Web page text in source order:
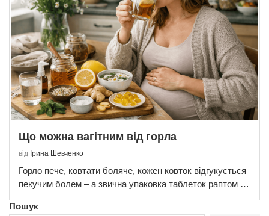
Що можна вагітним від горла
від Ірина Шевченко
Горло пече, ковтати боляче, кожен ковток відгукується
пекучим болем – а звична упаковка таблеток раптом …
Пошук